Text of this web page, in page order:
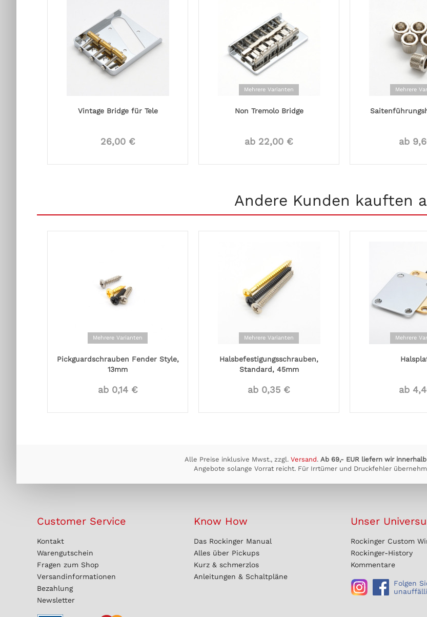
Vintage Bridge für Tele
26,00 €
Mehrere Varianten
Non Tremolo Bridge
ab 22,00 €
Mehrere
ab
Andere Kunden kauften
Mehrere Varianten
Pickguardschrauben Fender Style,
13mm
ab 0,14 €
Mehrere Varianten
Halsbefestigungsschrauben,
Standard, 45mm
ab 0,35 €
Mehrere
ab
Alle Preise inklusive Mwst., zzgl. Versand. Ab 69,- EUR liefern wir
Angebote solange Vorrat reicht. Für Irrtümer und Druckfehler
Customer Service
Kontakt
Warengutschein
Fragen zum Shop
Versandinformationen
Bezahlung
Newsletter
Know How
Das Rockinger Manual
Alles über Pickups
Kurz & schmerzlos
Anleitungen & Schaltpläne
Unser
Rockinger Custom
Rockinger-History
Kommentare
Folgen